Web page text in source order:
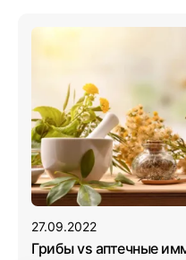
27.09.2022
Грибы vs аптечные